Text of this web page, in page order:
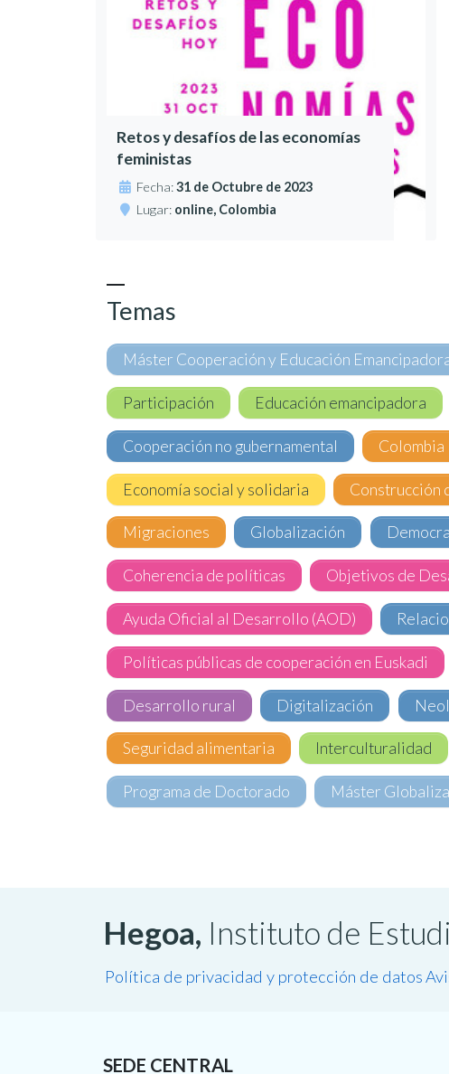
Retos y desafíos de las economías
feministas
Fecha:31 de Octubre de 2023
Lugar: online, Colombia
Temas
Máster Cooperación y Educación
Participación Educación emancipadora
Cooperación no gubernamental Colombia
Economía social y solidaria Construcción
Migraciones Globalización
Coherencia de políticas Objetivos de
Ayuda Oficial al Desarrollo (AOD)
Políticas públicas de cooperación en Euskadi
Desarrollo rural Digitalización
Seguridad alimentaria Interculturalidad
Programa de Doctorado Máster
Hegoa, Instituto de
Política de privacidad y protección de datos
SEDE CENTRAL